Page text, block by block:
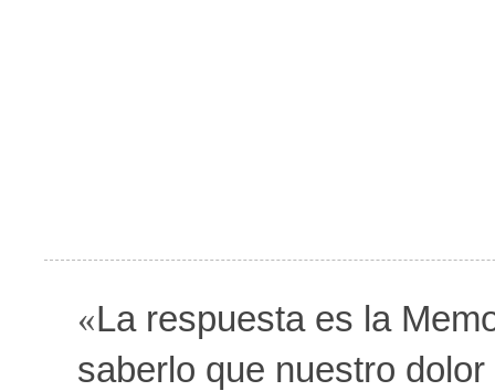
«La respuesta es la
saberlo que nuestro